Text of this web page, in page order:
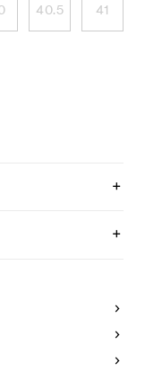
40.5 41
遵循以下保养方
不慎沾湿，请使用